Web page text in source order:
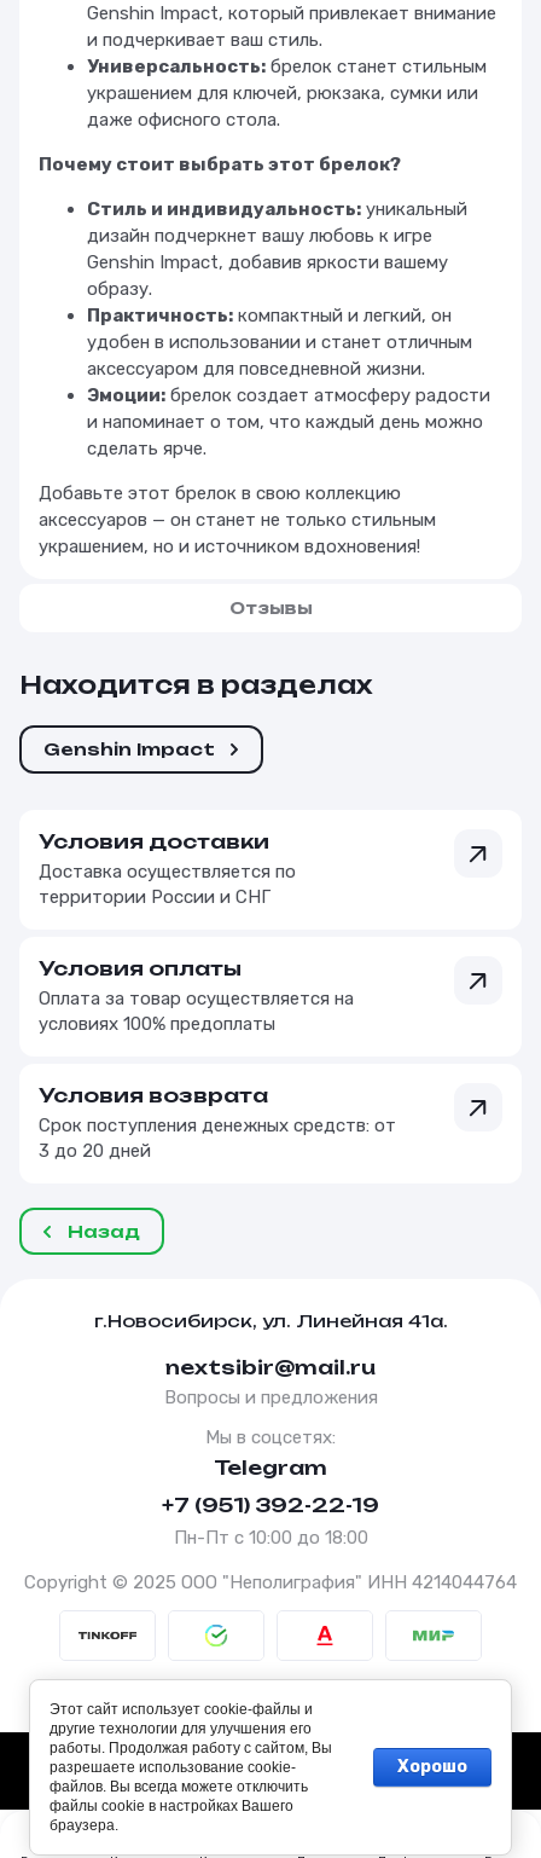
Genshin Impact, который привлекает внимание
и подчеркивает ваш стиль.
Универсальность: брелок станет стильным
украшением для ключей, рюкзака, сумки или
даже офисного стола.
Почему стоит выбрать этот брелок?
Стиль и индивидуальность: уникальный
дизайн подчеркнет вашу любовь к игре
Genshin Impact, добавив яркости вашему
образу.
Практичность: компактный и легкий, он
удобен в использовании и станет отличным
аксессуаром для повседневной жизни.
Эмоции: брелок создает атмосферу радости
и напоминает о том, что каждый день можно
сделать ярче.
Добавьте этот брелок в свою коллекцию
аксессуаров — он станет не только стильным
украшением, но и источником вдохновения!
Отзывы
Находится в разделах
Genshin Impact
Условия доставки
Доставка осуществляется по
территории России и СНГ
Условия оплаты
Оплата за товар осуществляется на
условиях 100% предоплаты
Условия возврата
Срок поступления денежных средств: от
3 до 20 дней
Назад
г.Новосибирск, ул. Линейная 41а.
nextsibir@mail.ru
Вопросы и предложения
Мы в соцсетях:
Telegram
+7 (951) 392-22-19
Пн-Пт с 10:00 до 18:00
Copyright © 2025 ООО "Неполиграфия" ИНН 4214044764
Этот сайт использует cookie-файлы и
другие технологии для улучшения его
работы. Продолжая работу с сайтом, Вы
разрешаете использование cookie-
файлов. Вы всегда можете отключить
файлы cookie в настройках Вашего
браузера.
Хорошо